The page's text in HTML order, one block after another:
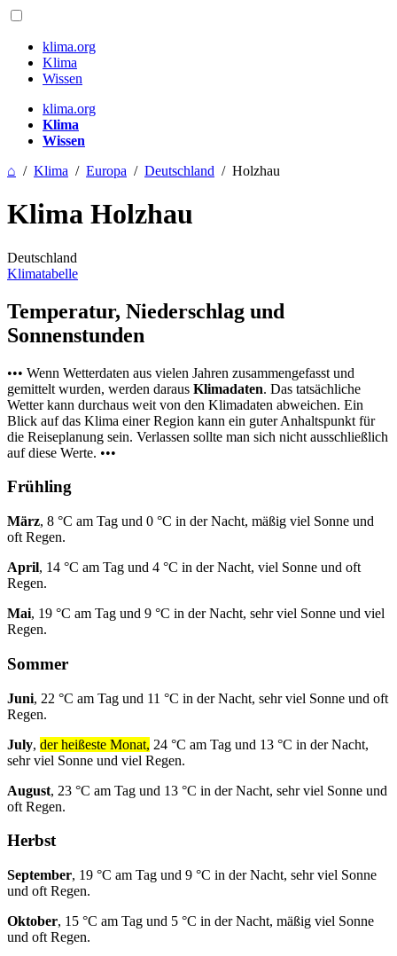
klima.org
Klima
Wissen
klima.org
Klima
Wissen
⌂ / Klima / Europa / Deutschland / Holzhau
Klima Holzhau
Deutschland
Klimatabelle
Temperatur, Niederschlag und
Sonnenstunden
••• Wenn Wetterdaten aus vielen Jahren zusammengefasst und
gemittelt wurden, werden daraus Klimadaten. Das tatsächliche
Wetter kann durchaus weit von den Klimadaten abweichen. Ein
Blick auf das Klima einer Region kann ein guter Anhaltspunkt für
die Reiseplanung sein. Verlassen sollte man sich nicht ausschließlich
auf diese Werte. •••
Frühling
März, 8 °C am Tag und 0 °C in der Nacht, mäßig viel Sonne und
oft Regen.
April, 14 °C am Tag und 4 °C in der Nacht, viel Sonne und oft
Regen.
Mai, 19 °C am Tag und 9 °C in der Nacht, sehr viel Sonne und viel
Regen.
Sommer
Juni, 22 °C am Tag und 11 °C in der Nacht, sehr viel Sonne und oft
Regen.
July, der heißeste Monat, 24 °C am Tag und 13 °C in der Nacht,
sehr viel Sonne und viel Regen.
August, 23 °C am Tag und 13 °C in der Nacht, sehr viel Sonne und
oft Regen.
Herbst
September, 19 °C am Tag und 9 °C in der Nacht, sehr viel Sonne
und oft Regen.
Oktober, 15 °C am Tag und 5 °C in der Nacht, mäßig viel Sonne
und oft Regen.